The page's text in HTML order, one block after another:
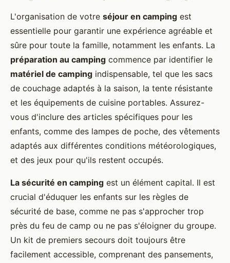
L'organisation de votre séjour en camping est
essentielle pour garantir une expérience agréable et
sûre pour toute la famille, notamment les enfants. La
préparation au camping commence par identifier le
matériel de camping indispensable, tel que les sacs
de couchage adaptés à la saison, la tente résistante
et les équipements de cuisine portables. Assurez-
vous d'inclure des articles spécifiques pour les
enfants, comme des lampes de poche, des vêtements
adaptés aux différentes conditions météorologiques,
et des jeux pour qu'ils restent occupés.
La sécurité en camping est un élément capital. Il est
crucial d'éduquer les enfants sur les règles de
sécurité de base, comme ne pas s'approcher trop
près du feu de camp ou ne pas s'éloigner du groupe.
Un kit de premiers secours doit toujours être
facilement accessible, comprenant des pansements,